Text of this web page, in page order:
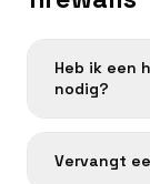
Heb ik een
nodig?
Vervangt